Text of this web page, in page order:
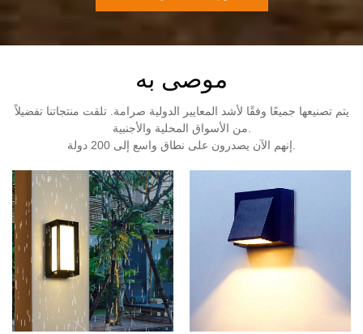
موصى به
يتم تصنيعها جميعًا وفقًا لأشد المعايير الدولية صرامة. تلقت منتجاتنا تفضيلاً
من الأسواق المحلية والأجنبية.
إنهم الآن يصدرون على نطاق واسع إلى 200 دولة.